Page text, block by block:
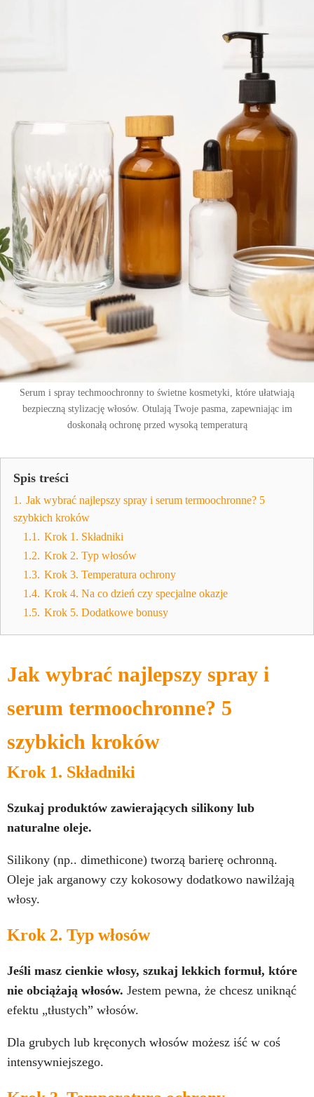
Serum i spray techmoochronny to świetne kosmetyki, które ułatwiają
bezpieczną stylizację włosów. Otulają Twoje pasma, zapewniając im
doskonałą ochronę przed wysoką temperaturą
Spis treści
1. Jak wybrać najlepszy spray i serum termoochronne? 5
szybkich kroków
1.1. Krok 1. Składniki
1.2. Krok 2. Typ włosów
1.3. Krok 3. Temperatura ochrony
1.4. Krok 4. Na co dzień czy specjalne okazje
1.5. Krok 5. Dodatkowe bonusy
Jak wybrać najlepszy spray i
serum termoochronne? 5
szybkich kroków
Krok 1. Składniki
Szukaj produktów zawierających silikony lub
naturalne oleje.
Silikony (np.. dimethicone) tworzą barierę ochronną.
Oleje jak arganowy czy kokosowy dodatkowo nawilżają
włosy.
Krok 2. Typ włosów
Jeśli masz cienkie włosy, szukaj lekkich formuł, które
nie obciążają włosów. Jestem pewna, że chcesz uniknąć
efektu „tłustych” włosów.
Dla grubych lub kręconych włosów możesz iść w coś
intensywniejszego.